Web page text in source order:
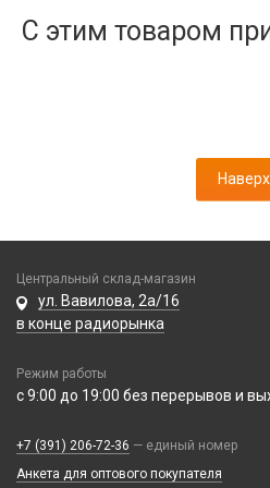
С этим товаром
Камеры
Проклейки
Шлейфы
АЗУ
АЗУ + FM-модулятор
АЗУ + кабель
Кабели
3 в 1
4 в 1
Компьютерная периферия
Аксессуары для ПК
Наверх
Центральный склад-магазин
ул. Вавилова, 2а/16
в конце радиорынка
Режим работы
с 9:00 до 19:00 без перерывов и
+7 (391) 206-72-36 — единый номер
Анкета для оптового покупателя